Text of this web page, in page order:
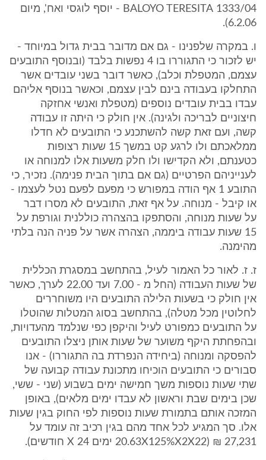
1333/04 BALOYO TERESITA - יוסף לוגסי ואח', מיום
6.2.06).
ו. במקרה שלפנינו - גם אם מדובר בבית גדול במיוחד -
יש לזכור כי התגוררו בו 4 נפשות בלבד (ובנוסף התובעים
עצמם, המטפלת וכלב), כאשר דובר בשני עובדים אשר
התחלקו בעבודה בינם לבין עצמם, וכאשר בנוסף אליהם
עבדו בבית עובדים נוספים (מטפלת ואנשי אחזקה
חיצוניים לבריכה ולגינה). אין חולק כי היתה זו עבודה
קשה, ועם זאת קשה להשתכנע כי התובעים לא חדלו
ממלאכתם ולו לרגע קט במשך 15 שעות רצופות
כטענתם, ולא הקדישו ולו חלק משעות אלו למנוחה או
לענייניהם הפרטיים (גם אם בתוך הבית פנימה). נזכיר, כי
התובע 1 אף הודה במפורש כי מפעם לפעם נטל לעצמו -
או קיבל - מנוחה. על אף זאת, התובעים לא מסרו דבר
על שעות מנוחה, והסתפקו בהצהרה כוללנית וגורפת על
15 שעות עבודה ביממה, הצהרה אשר על פניה הנה בלתי
מהימנה.
ז. ז. לאור כל האמור לעיל, בהתחשב במסגרת הכללית
של שעות העבודה (החל מ - 7.00 ועד 22.00 לערך, כאשר
אין חולק כי בשעות הלילה התובעים היו משוחררים
לחלוטין מכל מטלה), בהתחשב בסוג המטלות שהוטלו
על התובעים כמפורט לעיל והיקפן כפי שנלמד מהעדויות,
ובהפחתת היקף משוער של שעות אותן ניצלו התובעים
להפסקה ומנוחה (ביחידה הנפרדת בה התגוררו) - אנו
סבורים כי התובעים הוכיחו מתכונת עבודה קבועה של
שתי שעות נוספות משך חמישה ימים בשבוע (שני - ששי,
שכן בימים שבת וראשון לא עבדו ימים מלאים), באופן
המזכה אותם בתמורת שעות נוספות לפי החוק בגין שעות
אלו. סך המגיע לכל אחד מהם בגין רכיב זה עומד על
27,231 ₪ (20.63X125%X2X22 ימים X 24 חודשים).